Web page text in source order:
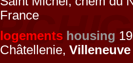
France
logements housing
Châtellenie,